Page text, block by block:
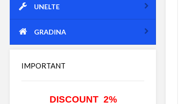
UNELTE
GRADINA
IMPORTANT
DISCOUNT 2%